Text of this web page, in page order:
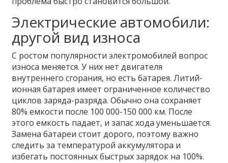
Электрические автомобили:
другой вид износа
С ростом популярности электромобилей вопрос
износа меняется. У них нет двигателя
внутреннего сгорания, но есть батарея.Литий-
ионная батарея имеетограниченное количество
циклов заряда-разряда. Обычно она сохраняет
80% емкости после 100 000-150 000 км. После
этого емкость падает, и запас хода уменьшается.
Замена батареи стоит дорого, поэтому важно
следить за температурой аккумулятора и
избегать постоянных быстрых зарядок на 100%.